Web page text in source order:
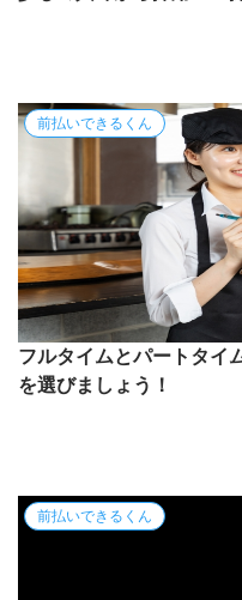
前払いできるくん
フルタイムとパートタイ
を選びましょう！
前払いできるくん